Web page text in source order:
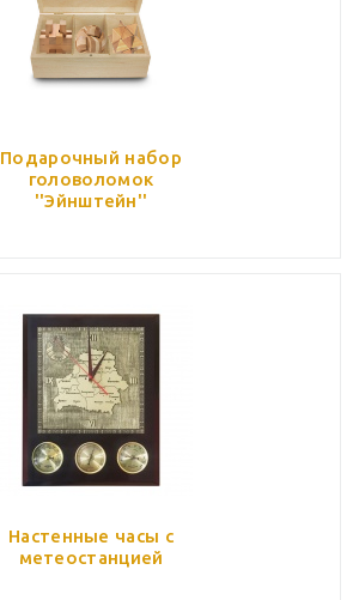
Подарочный набор
головоломок
''Эйнштейн''
Настенные часы с
метеостанцией